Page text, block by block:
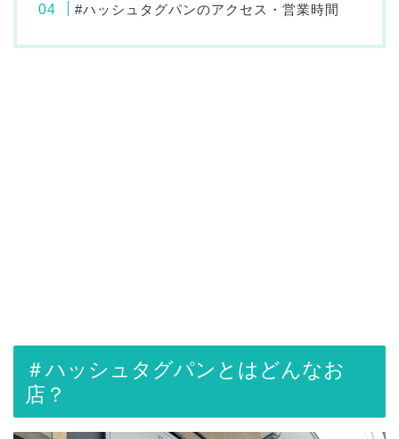
#ハッシュタグパンのアクセス・営業時間
＃ハッシュタグパンとはどんなお
店？